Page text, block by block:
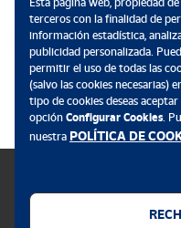
terceros con la finalidad de
información estadística,
publicidad personalizada.
permitir el uso de todas las
(salvo las cookies necesarias)
tipo de cookies deseas
opción Configurar Cookies.
nuestra POLÍTICA DE